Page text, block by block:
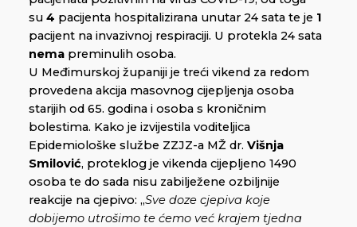
su 4 pacijenta hospitalizirana unutar 24 sata te je 1
pacijent na invazivnoj respiraciji. U protekla 24 sata
nema preminulih osoba.
U Međimurskoj županiji je treći vikend za redom
provedena akcija masovnog cijepljenja osoba
starijih od 65. godina i osoba s kroničnim
bolestima. Kako je izvijestila voditeljica
Epidemiološke službe ZZJZ-a MŽ dr. Višnja
Smilović, proteklog je vikenda cijepljeno 1490
osoba te do sada nisu zabilježene ozbiljnije
reakcije na cjepivo: „Sve doze cjepiva koje
dobijemo utrošimo te ćemo već krajem tjedna